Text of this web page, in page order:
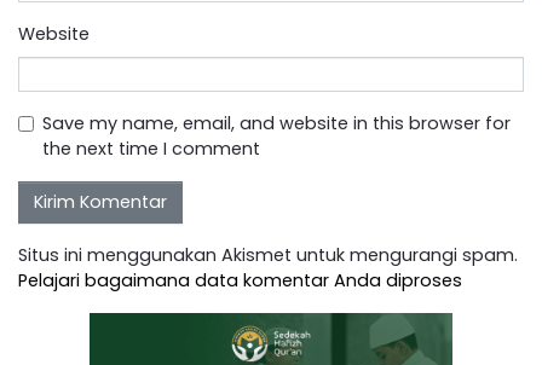
Website
Save my name, email, and website in this browser for
the next time I comment
Situs ini menggunakan Akismet untuk mengurangi spam.
Pelajari bagaimana data komentar Anda diproses